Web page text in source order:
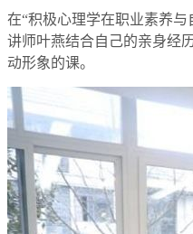
在“积极心理学在职业素养与
讲师叶燕结合自己的亲身经
动形象的课。